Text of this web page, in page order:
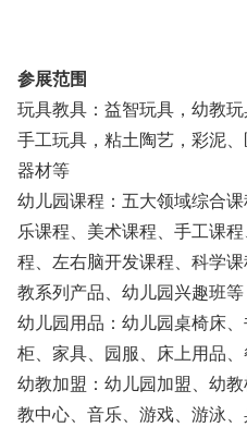
参展范围
玩具教具：益智玩具，幼教玩
手工玩具，粘土陶艺，彩泥
器材等
幼儿园课程：五大领域综合
乐课程、美术课程、手工课
程、左右脑开发课程、科学
教系列产品、幼儿园兴趣班等
幼儿园用品：幼儿园桌椅床
柜、家具、园服、床上用品
幼教加盟：幼儿园加盟、幼
教中心、音乐、游戏、游泳、